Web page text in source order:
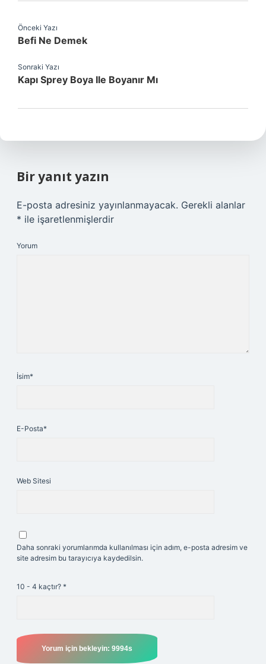
Önceki Yazı
Befi Ne Demek
Sonraki Yazı
Kapı Sprey Boya Ile Boyanır Mı
Bir yanıt yazın
E-posta adresiniz yayınlanmayacak. Gerekli alanlar
* ile işaretlenmişlerdir
Yorum
İsim*
E-Posta*
Web Sitesi
Daha sonraki yorumlarımda kullanılması için adım, e-posta adresim ve
site adresim bu tarayıcıya kaydedilsin.
10 - 4 kaçtır? *